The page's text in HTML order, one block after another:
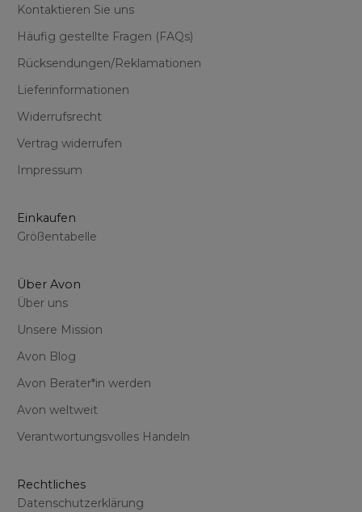
Kontaktieren Sie uns
Häufig gestellte Fragen (FAQs)
Rücksendungen/Reklamationen
Lieferinformationen
Widerrufsrecht
Vertrag widerrufen
Impressum
Einkaufen
Größentabelle
Über Avon
Über uns
Unsere Mission
Avon Blog
Avon Berater*in werden
Avon weltweit
Verantwortungsvolles Handeln
Rechtliches
Datenschutzerklärung